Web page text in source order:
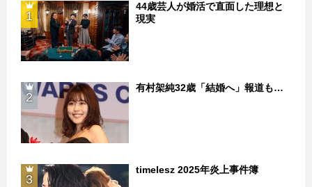
1
44歳芸人が婚活で直面した理想と
現実
2
有村架純32歳「結婚へ」報道も…
3
timelesz 2025年炎上事件簿